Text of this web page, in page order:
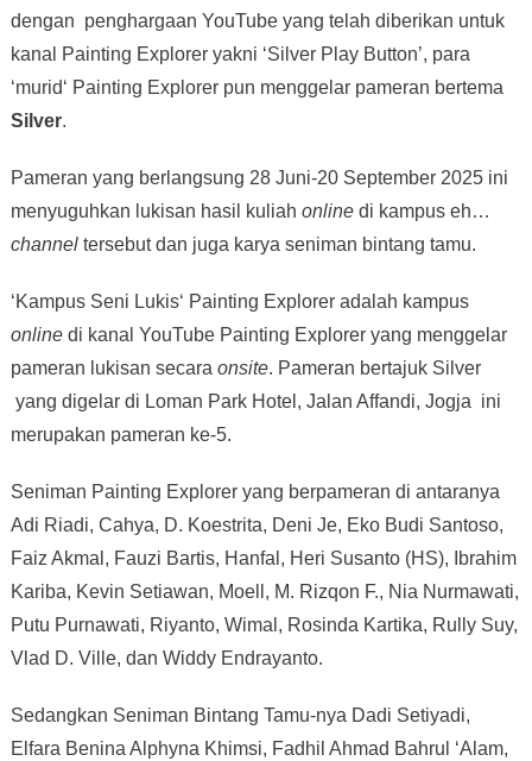
dengan penghargaan YouTube yang telah diberikan untuk
kanal Painting Explorer yakni ‘Silver Play Button’, para
‘murid‘ Painting Explorer pun menggelar pameran bertema
Silver.
Pameran yang berlangsung 28 Juni-20 September 2025 ini
menyuguhkan lukisan hasil kuliah onlinedi kampus eh…
channeltersebut dan juga karya seniman bintang tamu.
‘Kampus Seni Lukis‘ Painting Explorer adalah kampus
onlinedi kanal YouTube Painting Explorer yang menggelar
pameran lukisan secara onsite. Pameran bertajuk Silver
yang digelar di Loman Park Hotel, Jalan Affandi, Jogja ini
merupakan pameran ke-5.
Seniman Painting Explorer yang berpameran di antaranya
Adi Riadi, Cahya, D. Koestrita, Deni Je, Eko Budi Santoso,
Faiz Akmal, Fauzi Bartis, Hanfal, Heri Susanto (HS), Ibrahim
Kariba, Kevin Setiawan, Moell, M. Rizqon F., Nia Nurmawati,
Putu Purnawati, Riyanto, Wimal, Rosinda Kartika, Rully Suy,
Vlad D. Ville, dan Widdy Endrayanto.
Sedangkan Seniman Bintang Tamu-nya Dadi Setiyadi,
Elfara Benina Alphyna Khimsi, Fadhil Ahmad Bahrul ‘Alam,